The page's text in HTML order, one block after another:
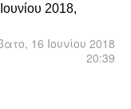
Ιουνίου 2018,
16 Ιουνίου 2018
20:39